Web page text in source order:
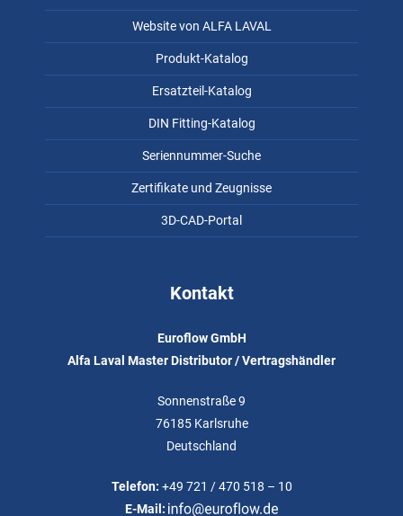
Website von ALFA LAVAL
Produkt-Katalog
Ersatzteil-Katalog
DIN Fitting-Katalog
Seriennummer-Suche
Zertifikate und Zeugnisse
3D-CAD-Portal
Kontakt
Euroflow GmbH
Alfa Laval Master Distributor / Vertragshändler
Sonnenstraße 9
76185 Karlsruhe
Deutschland
Telefon: +49 721 / 470 518 – 10
E-Mail: